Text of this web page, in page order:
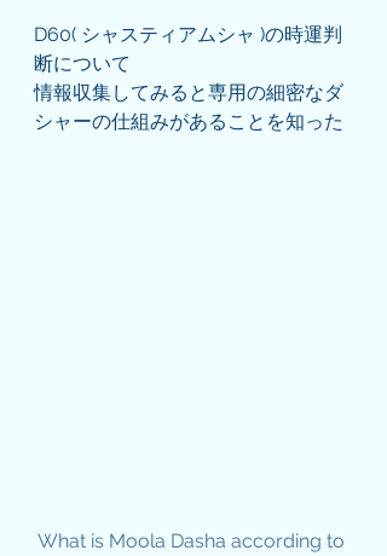
D60( シャスティアムシャ )の時運判
断について
情報収集してみると専用の細密なダ
シャーの仕組みがあることを知った
What is Moola Dasha according to